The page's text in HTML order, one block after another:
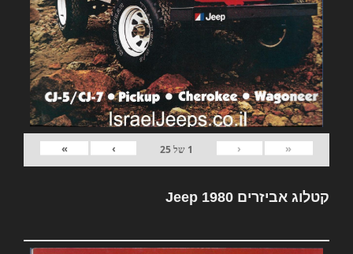
«
‹
1 של25
›
»
קטלוג אביזרים Jeep 1980